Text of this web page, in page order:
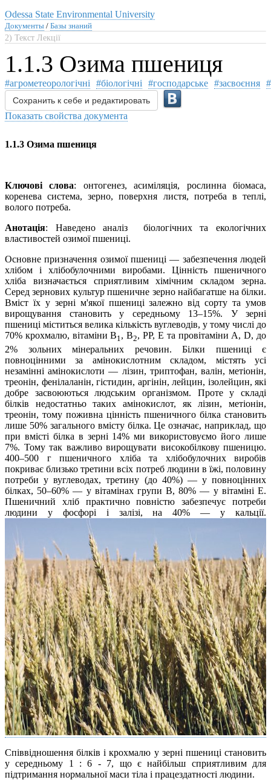
Odessa State Environmental University
Документы / Базы знаний
2) Текст Лекції
1.1.3 Озима пшениця
#агрометеорологічні #біологічні #господарське #засвоєння
Сохранить к себе и редактировать
Показать свойства документа
1.1.3 Озима пшениця
Ключові слова: онтогенез, асиміляція, рослинна біомаса,
коренева система, зерно, поверхня листя, потреба в теплі,
волого потреба.
Анотація: Наведено аналіз біологічних та екологічних
властивостей озимої пшениці.
Основне призначення озимої пшениці — забезпечення людей
хлібом і хлібобулочними виробами. Цінність пшеничного
хліба визначається сприятливим хімічним складом зерна.
Серед зернових культур пшеничне зерно найбагатше на білки.
Вміст їх у зерні м'якої пшениці залежно від сорту та умов
вирощування становить у середньому 13–15%. У зерні
пшениці міститься велика кількість вуглеводів, у тому числі до
70% крохмалю, вітаміни В1, В2, РР, Е та провітаміни А, D, до
2% зольних мінеральних речовин. Білки пшениці є
повноцінними за амінокислотним складом, містять усі
незамінні амінокислоти — лізин, триптофан, валін, метіонін,
треонін, фенілаланін, гістидин, аргінін, лейцин, ізолейцин, які
добре засвоюються людським організмом. Проте у складі
білків недостатньо таких амінокислот, як лізин, метіонін,
треонін, тому поживна цінність пшеничного білка становить
лише 50% загального вмісту білка. Це означає, наприклад, що
при вмісті білка в зерні 14% ми використовуємо його лише
7%. Тому так важливо вирощувати високобілкову пшеницю.
400–500 г пшеничного хліба та хлібобулочних виробів
покриває близько третини всіх потреб людини в їжі, половину
потреби у вуглеводах, третину (до 40%) — у повноцінних
білках, 50–60% — у вітамінах групи В, 80% — у вітаміні Е.
Пшеничний хліб практично повністю забезпечує потреби
людини у фосфорі і залізі, на 40% — у кальції.
Співвідношення білків і крохмалю у зерні пшениці становить
у середньому 1 : 6 - 7, що є найбільш сприятливим для
підтримання нормальної маси тіла і працездатності людини.